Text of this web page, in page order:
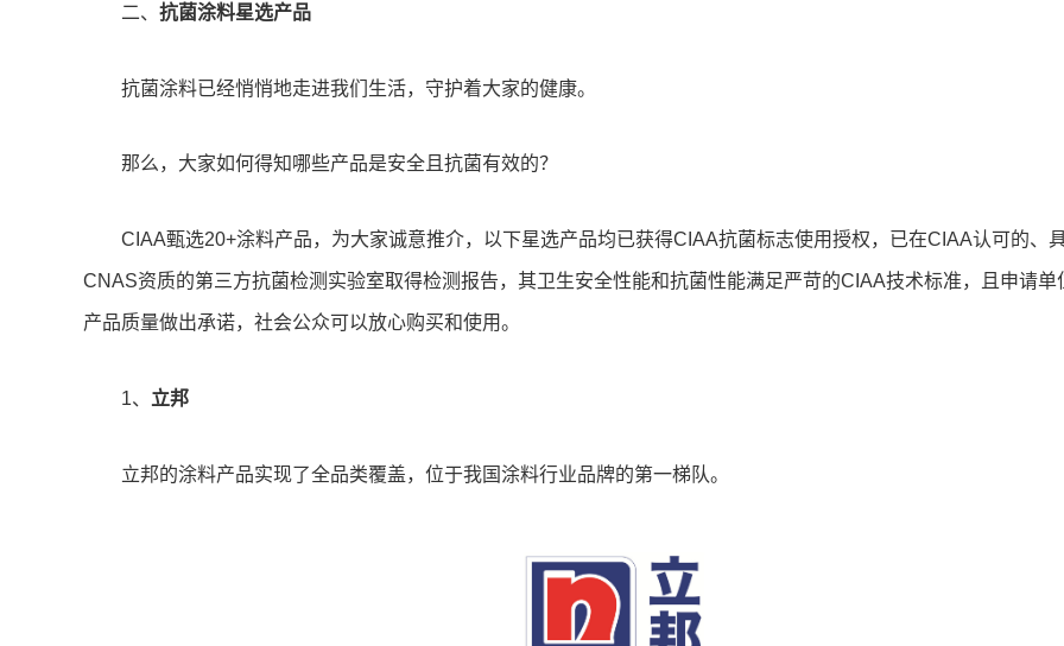
二、 抗菌涂料星选产品
抗菌涂料已经悄悄地走进我们生活，守护着大家的健康。
那么，大家如何得知哪些产品是安全且抗菌有效的？
CIAA甄选20+涂料产品，为大家诚意推介，以下星选产品均已获得CIAA抗菌标志使用授权，已在CIAA认可的、
CNAS资质的第三方抗菌检测实验室取得检测报告，其卫生安全性能和抗菌性能满足严苛的CIAA技术标准，且申请单
产品质量做出承诺，社会公众可以放心购买和使用。
1、 立邦
立邦的涂料产品实现了全品类覆盖，位于我国涂料行业品牌的第一梯队。